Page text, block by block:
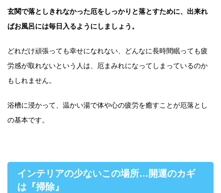
玄関で落としきれなかった厄をしっかりと落とすために、出来れ
ばお風呂には毎日入るようにしましょう。
どれだけ頑張っても幸せになれない、どんなに長時間眠っても疲
労感が取れないという人は、厄まみれになってしまっているのか
もしれません。
浴槽に浸かって、温かい湯で体や心の疲労を癒すことが厄落とし
の基本です。
インテリアの少ないこの場所…開運のカギ
は『掃除』